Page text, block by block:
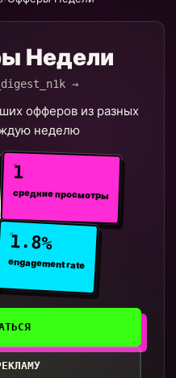
Недели
→
офферов из разных
неделю
1
средние просмотры
1.8%
engagement rate